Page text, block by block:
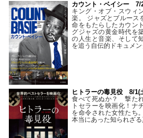
カウント・ベイシー 7/
キング・オブ・スウィ
楽。 ジャズとブルース
命をもたらしたカウン
グジャズの黄金時代を
の人生と音楽、そして
を追う自伝的ドキュメン
ヒトラーの毒見役 8/1(
食べて死ぬか？ 撃た
トセラーを映画化！ナ
を命令された女性たち
本当にあった知られざ